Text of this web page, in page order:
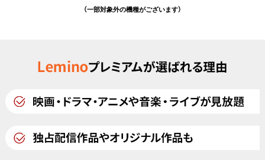
（一部対象外の機種がございます）